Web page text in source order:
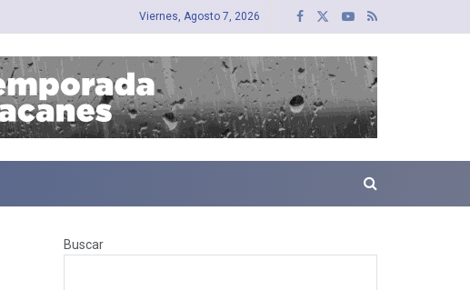
Viernes, Agosto 7, 2026
Buscar